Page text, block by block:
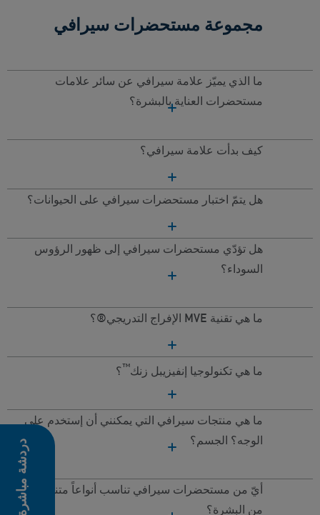
دردشة مباشرة
مجموعة مستحضرات سيرافي
ما الذي يميّز علامة سيرافي عن سائر علامات
مستحضرات العناية بالبشرة؟
كيف بدأت علامة سيرافي؟
هل يتمّ اختبار مستحضرات سيرافي على الحيوانات؟
هل تؤدّي مستحضرات سيرافي إلى ظهور الرؤوس
السوداء؟
ما هي تقنية MVE الإفراج التدريجي®؟
ما هي تكنولوجيا إنفيزيبل زنك™؟
ما هي منتجات سيرافي التي يمكنني أن إستخدم على
الوجه؟ الجسم؟
أيّ من مستحضرات سيرافي تناسب أنواعاً متنوّعة
من البشرة؟